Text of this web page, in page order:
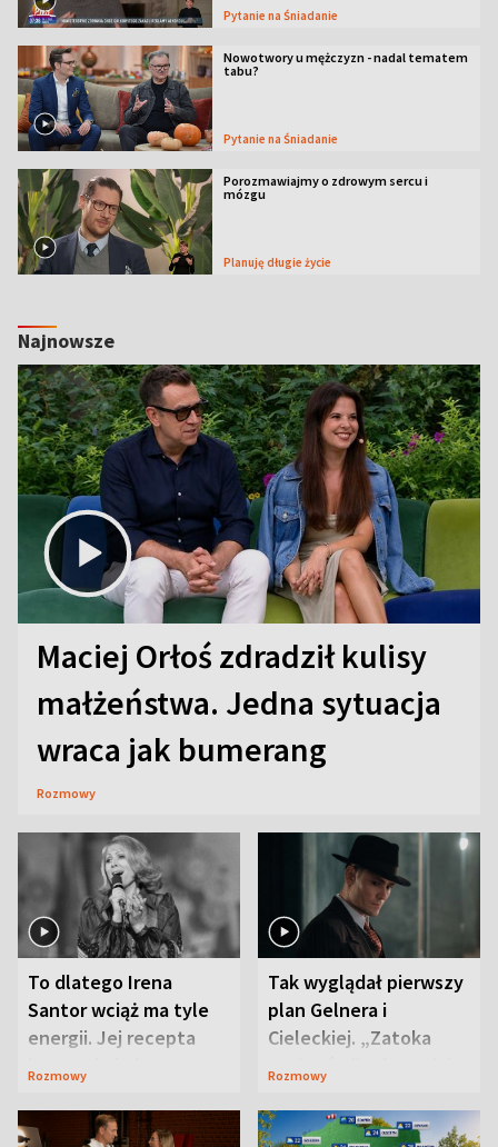
Pytanie na Śniadanie
Nowotwory u mężczyzn - nadal tematem
tabu?
Pytanie na Śniadanie
Porozmawiajmy o zdrowym sercu i
mózgu
Planuję długie życie
Najnowsze
Maciej Orłoś zdradził kulisy
małżeństwa. Jedna sytuacja
wraca jak bumerang
Rozmowy
To dlatego Irena
Santor wciąż ma tyle
energii. Jej recepta
jest zaskakująco
Rozmowy
Tak wyglądał pierwszy
plan Gelnera i
Cieleckiej. „Zatoka
szpiegów” od razu ich
Rozmowy